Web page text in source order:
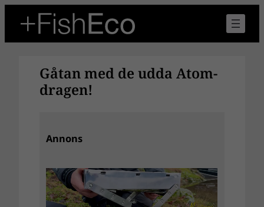
innehåll
Gåtan med de udda Atom-
dragen!
Annons